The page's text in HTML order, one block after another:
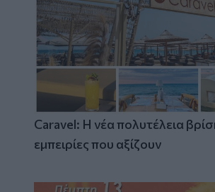
Caravel: Η νέα πολυτέλεια
εμπειρίες που αξίζουν